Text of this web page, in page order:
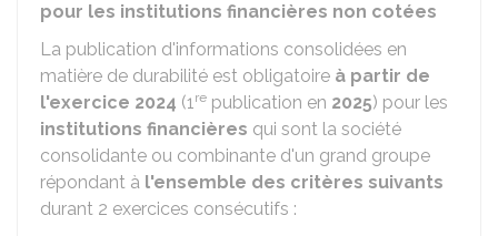
pour les institutions financières non cotées
La publication d'informations consolidées en
matière de durabilité est obligatoire à partir de
l'exercice 2024 (1re publication en 2025) pour les
institutions financières qui sont la société
consolidante ou combinante d'un grand groupe
répondant à l'ensemble des critères suivants
durant 2 exercices consécutifs :